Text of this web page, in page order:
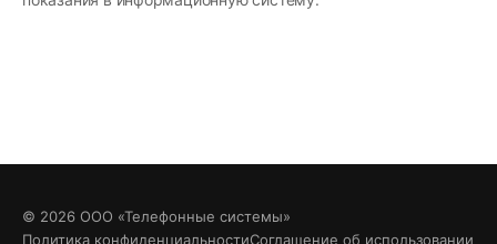
© 2026 ООО «Телефонные системы»
Политика конфиденциальностиСоглашение об использовании